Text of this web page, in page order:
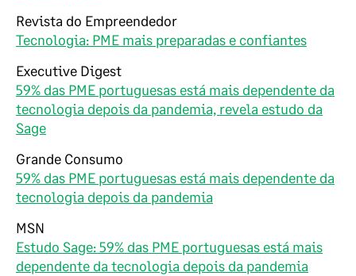
Revista do Empreendedor
Tecnologia: PME mais preparadas e confiantes
Executive Digest
59% das PME portuguesas está mais dependente da
tecnologia depois da pandemia, revela estudo da
Sage
Grande Consumo
59% das PME portuguesas está mais dependente da
tecnologia depois da pandemia
MSN
Estudo Sage: 59% das PME portuguesas está mais
dependente da tecnologia depois da pandemia